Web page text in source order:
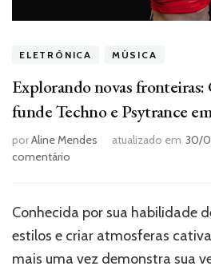
ELETRÔNICA MÚSICA
Explorando novas
funde Techno e Psytrance
porAline Mendes atualizado em 30/
comentário
fronteiras:
Giorgia
Angiuli
funde
Conhecida por sua habilidade
estilos e criar atmosferas
mais uma vez demonstra sua